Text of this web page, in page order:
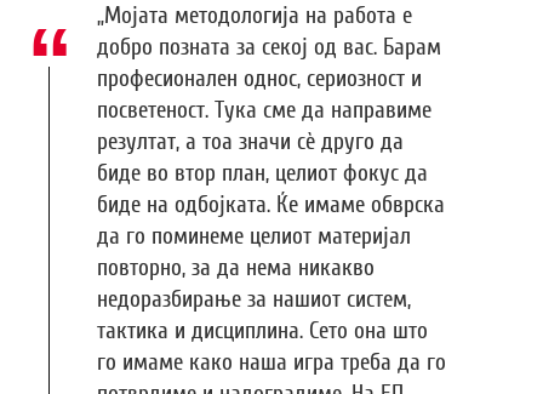
„Мојата методологија на работа е
добро позната за секој од вас. Барам
професионален однос, сериозност и
посветеност. Тука сме да направиме
резултат, а тоа значи сѐ друго да
биде во втор план, целиот фокус да
биде на одбојката. Ќе имаме обврска
да го поминеме целиот материјал
повторно, за да нема никакво
недоразбирање за нашиот систем,
тактика и дисциплина. Сето она што
го имаме како наша игра треба да го